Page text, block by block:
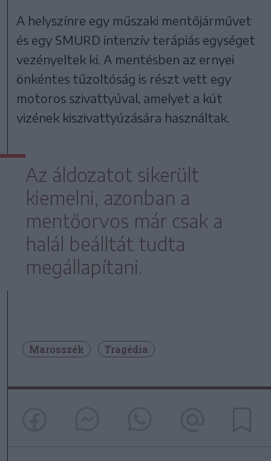
A helyszínre egy műszaki mentőjárművet
és egy SMURD intenzív terápiás egységet
vezényeltek ki. A mentésben az ernyei
önkéntes tűzoltóság is részt vett egy
motoros szivattyúval, amelyet a kút
vizének kiszivattyúzására használtak.
Az áldozatot sikerült
kiemelni, azonban a
mentőorvos már csak a
halál beálltát tudta
megállapítani.
Marosszék Tragédia